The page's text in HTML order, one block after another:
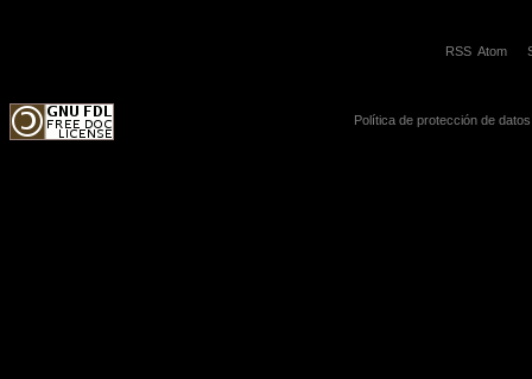
RSS Atom
Política de protección de datos